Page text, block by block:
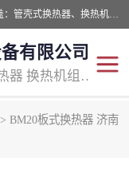
公司主营换热器.换热设备、供水设备，核心产品涵盖：管壳式换热器、换热机组、不锈钢组合式水箱、水处理设备等，提供非标设备集生产、销售、安装一体化服务，可满足全国酒店、学校、医院、商业综合体、工业项目等多场景换热与供水需求。
有限公司
主营产品：换热器 板式换热器 换热机组 供水设备 水处理设备
> BM20板式换热器 济南